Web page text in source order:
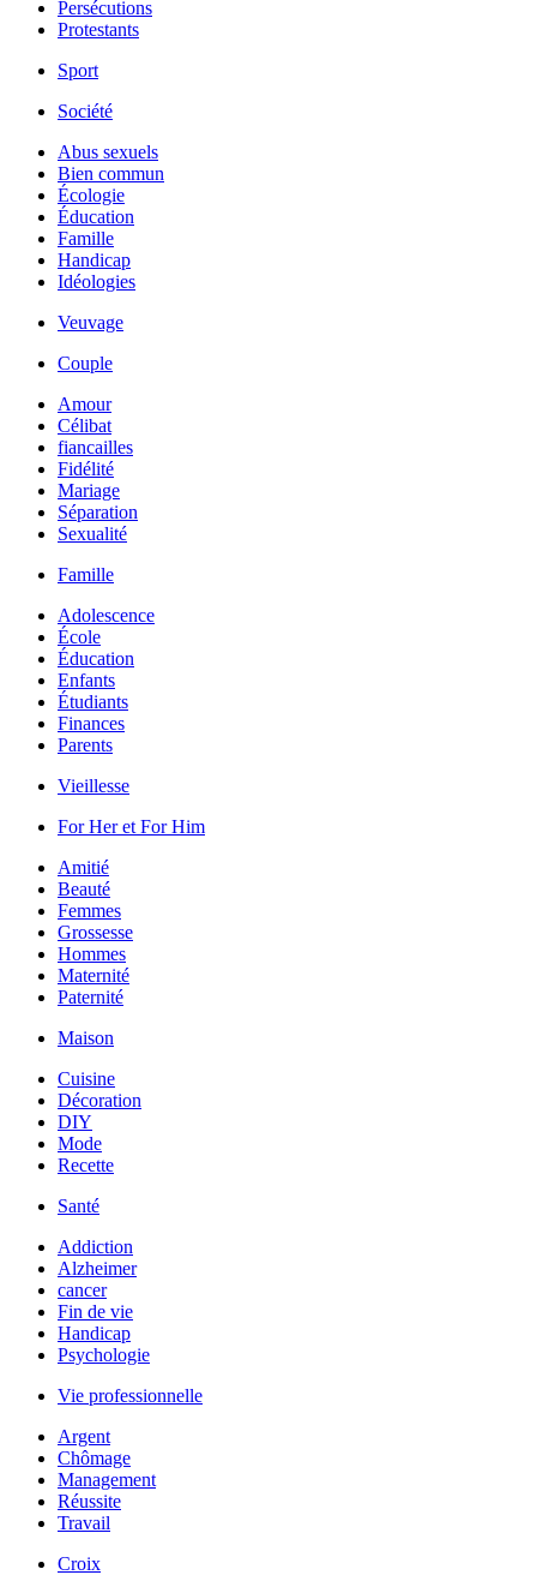
Persécutions
Protestants
Sport
Société
Abus sexuels
Bien commun
Écologie
Éducation
Famille
Handicap
Idéologies
Veuvage
Couple
Amour
Célibat
fiancailles
Fidélité
Mariage
Séparation
Sexualité
Famille
Adolescence
École
Éducation
Enfants
Étudiants
Finances
Parents
Vieillesse
For Her et For Him
Amitié
Beauté
Femmes
Grossesse
Hommes
Maternité
Paternité
Maison
Cuisine
Décoration
DIY
Mode
Recette
Santé
Addiction
Alzheimer
cancer
Fin de vie
Handicap
Psychologie
Vie professionnelle
Argent
Chômage
Management
Réussite
Travail
Croix